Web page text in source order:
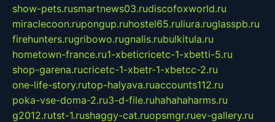
show-pets.rusmartnews03.rudiscofoxworld.ru
miraclecoon.rupongup.ruhostel65.ruliura.ruglasspb.ru
firehunters.rugribowo.rugnalis.rubulkitula.ru
hometown-france.ru1-xbeticricetc-1-xbetti-5.ru
shop-garena.rucricetc-1-xbetr-1-xbetcc-2.ru
one-life-story.rutop-halyava.ruaccounts112.ru
poka-vse-doma-2.ru3-d-file.ruhahahaharms.ru
g2012.rutst-1.rushaggy-cat.ruopsmgr.ruev-gallery.ru